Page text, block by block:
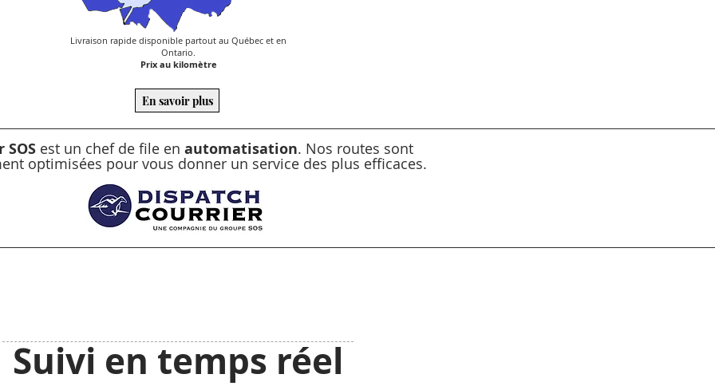
Livraison rapide disponible partout au Québec et en
Ontario.
Prix au kilomètre
En savoir plus
est un chef de file en automatisation. Nos routes sont
optimisées pour vous donner un service des plus efficaces.
Suivi en temps réel